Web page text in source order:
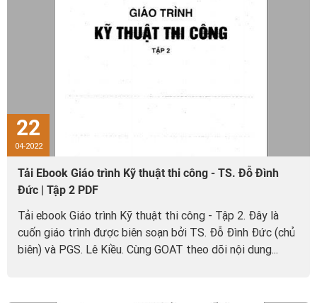
22
04-2022
Tải Ebook Giáo trình Kỹ thuật thi công - TS. Đỗ Đình
Đức | Tập 2 PDF
Tải ebook Giáo trình Kỹ thuật thi công - Tập 2. Đây là
cuốn giáo trình được biên soạn bởi TS. Đỗ Đình Đức (chủ
biên) và PGS. Lê Kiều. Cùng GOAT theo dõi nội dung...